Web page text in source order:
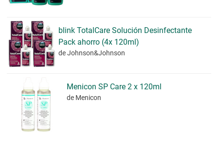
blink TotalCare Solución Desinfectante
Pack ahorro (4x 120ml)
de Johnson&Johnson
Menicon SP Care 2 x 120ml
de Menicon